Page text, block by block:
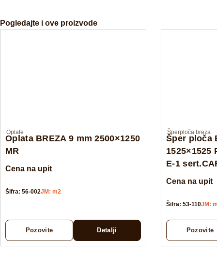
Pogledajte i ove proizvode
Oplate
Oplata BREZA 9 mm 2500×1250
MR
Cena na upit
Šifra: 56-002JM: m2
Pozovite Detalji
Šperploča breza
Šper ploča
1525×1525
E-1
Cena na upit
Šifra: 53-110JM:
Pozovite